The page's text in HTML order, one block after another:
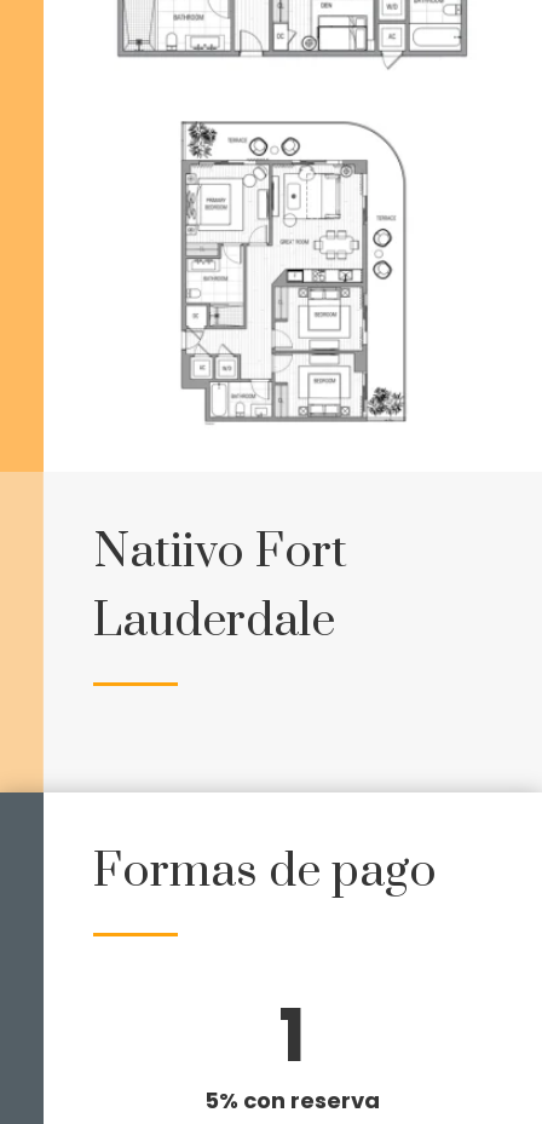
Natiivo Fort
Lauderdale
Formas de pago
1
5% con reserva